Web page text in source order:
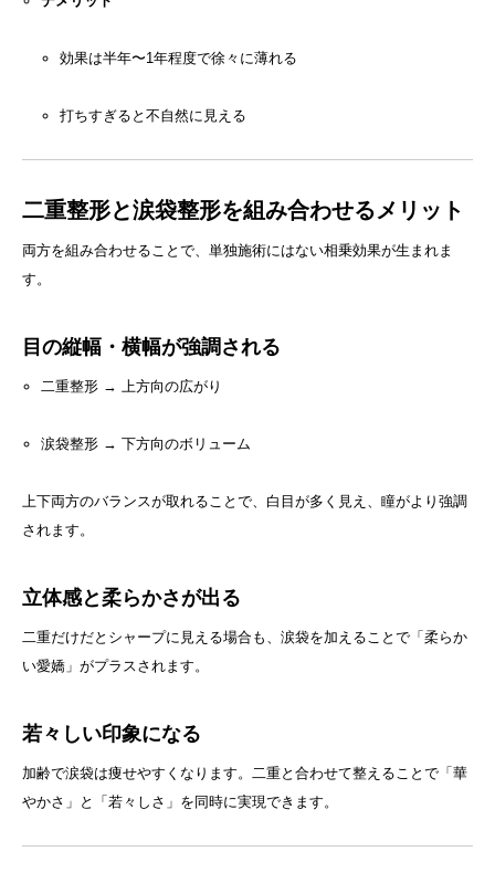
効果は半年〜1年程度で徐々に薄れる
打ちすぎると不自然に見える
二重整形と涙袋整形を組み合わせるメリット
両方を組み合わせることで、単独施術にはない相乗効果が生まれま
す。
目の縦幅・横幅が強調される
二重整形 → 上方向の広がり
涙袋整形 → 下方向のボリューム
上下両方のバランスが取れることで、白目が多く見え、瞳がより強調
されます。
立体感と柔らかさが出る
二重だけだとシャープに見える場合も、涙袋を加えることで「柔らか
い愛嬌」がプラスされます。
若々しい印象になる
加齢で涙袋は痩せやすくなります。二重と合わせて整えることで「華
やかさ」と「若々しさ」を同時に実現できます。